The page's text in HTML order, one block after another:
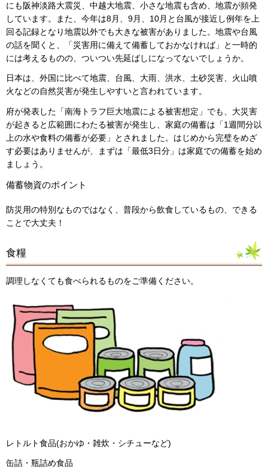
にも阪神淡路大震災、中越大地震、小さな地震も含め、地震が頻発
しています。また、今年は8月、9月、10月と台風が接近し例年を上
回る記録となり地震以外でも大きな被害がありました。地震や台風
の話を聞くと、「災害用に備えて備蓄しておかなければ」と一時的
には考えるものの、ついつい先延ばしになってないでしょうか。
日本は、外国に比べて地震、台風、大雨、洪水、土砂災害、火山噴
火などの自然災害が発生しやすいと言われています。
府が発表した「南海トラフ巨大地震による被害想定」でも、大災害
が起きると広範囲にわたる被害が発生し、家庭の備蓄は「1週間分以
上の水や食料の備蓄が必要」とされました。はじめから完璧をめざ
す必要はありませんが、まずは「最低3日分」は家庭での備蓄を始め
ましょう。
備蓄物資のポイント
防災用の特別なものではなく、普段から飲食しているもの、できる
ことで大丈夫！
食糧
調理しなくても食べられるものをご準備ください。
レトルト食品(おかゆ・雑炊・シチューなど)
缶詰・瓶詰め食品